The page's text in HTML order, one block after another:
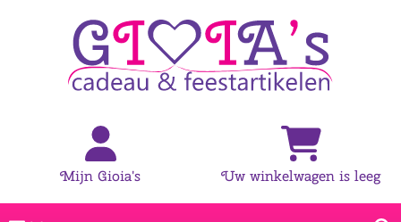
Mijn Gioia's Uw winkelwagen is leeg